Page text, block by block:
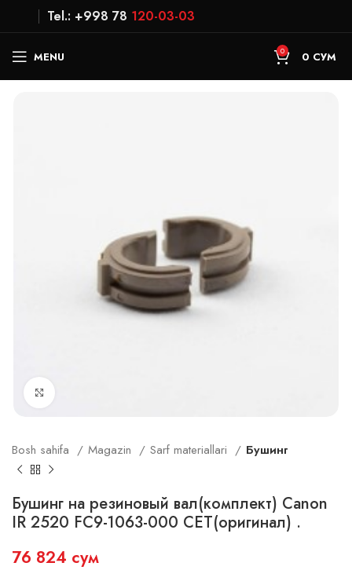
Tel.: +998 78 120-03-03
MENU 0 0 СУМ
Bosh sahifa Magazin Sarf materiallari Бушинг
Бушинг на резиновый вал(комплект) Canon
IR 2520 FC9-1063-000 CET(оригинал) .
76 824 сум